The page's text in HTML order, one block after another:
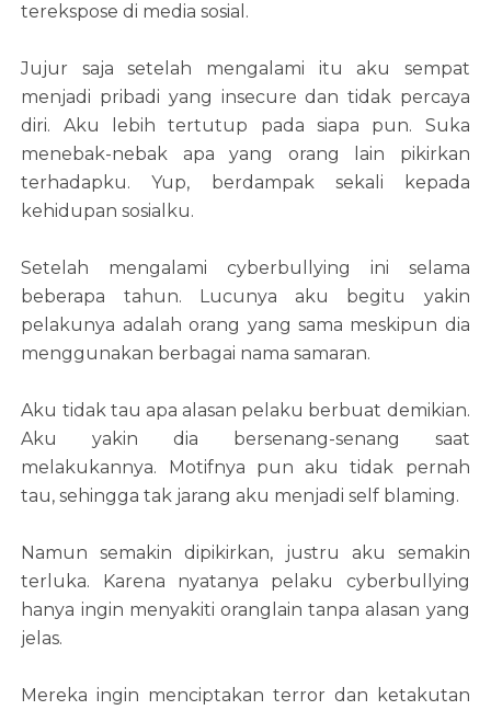
terekspose di media sosial.
Jujur saja setelah mengalami itu aku sempat
menjadi pribadi yang insecure dan tidak percaya
diri. Aku lebih tertutup pada siapa pun. Suka
menebak-nebak apa yang orang lain pikirkan
terhadapku. Yup, berdampak sekali kepada
kehidupan sosialku.
Setelah mengalami cyberbullying ini selama
beberapa tahun. Lucunya aku begitu yakin
pelakunya adalah orang yang sama meskipun dia
menggunakan berbagai nama samaran.
Aku tidak tau apa alasan pelaku berbuat demikian.
Aku yakin dia bersenang-senang saat
melakukannya. Motifnya pun aku tidak pernah
tau, sehingga tak jarang aku menjadi self blaming.
Namun semakin dipikirkan, justru aku semakin
terluka. Karena nyatanya pelaku cyberbullying
hanya ingin menyakiti oranglain tanpa alasan yang
jelas.
Mereka ingin menciptakan terror dan ketakutan